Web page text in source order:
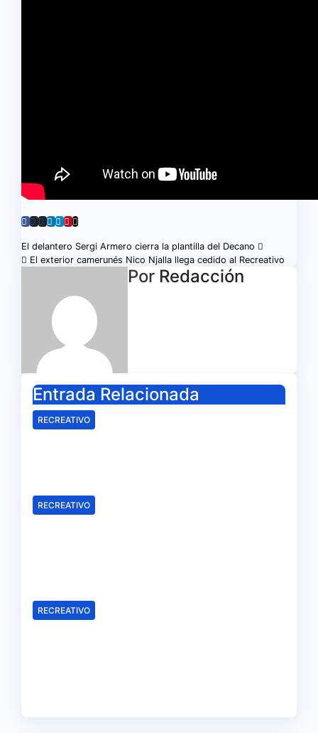
Navegación
entradas
El delantero Sergi Armero cierra la plantilla del Decano
El exterior camerunés Nico Njalla llega cedido al Recreativo
Por Redacción
Entrada Relacionada
RECREATIVO
RECREATIVO
RECREATIVO